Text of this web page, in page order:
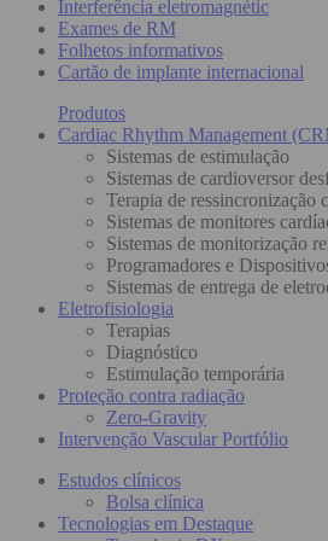
Interferência eletromagnétic
Exames de RM
Folhetos informativos
Cartão de implante internacional
Produtos
Cardiac Rhythm Management
Sistemas de estimulação
Sistemas de cardioversor
Terapia de ressincronização
Sistemas de monitores
Sistemas de monitorização
Programadores e
Sistemas de entrega de
Eletrofisiologia
Terapias
Diagnóstico
Estimulação temporária
Proteção contra radiação
Zero-Gravity
Intervenção Vascular Portfólio
Estudos clínicos
Bolsa clínica
Tecnologias em Destaque